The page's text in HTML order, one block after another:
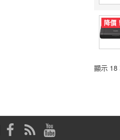
降價
顯示 18